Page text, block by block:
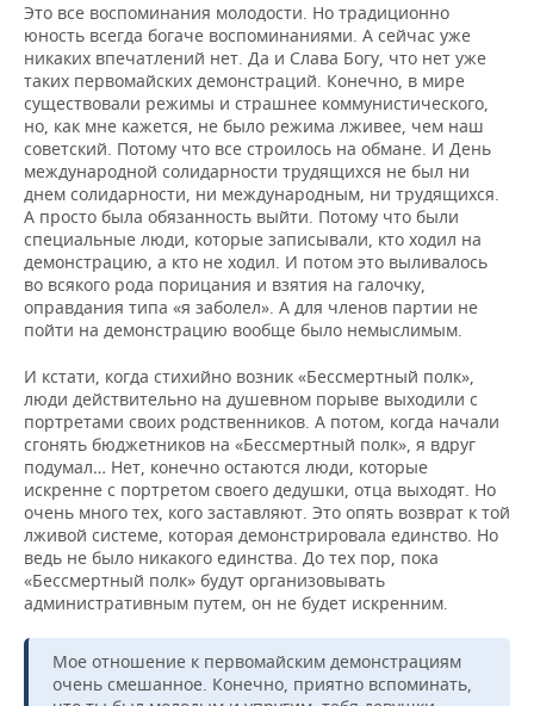
Это все воспоминания молодости. Но традиционно
юность всегда богаче воспоминаниями. А сейчас уже
никаких впечатлений нет. Да и Слава Богу, что нет уже
таких первомайских демонстраций. Конечно, в мире
существовали режимы и страшнее коммунистического,
но, как мне кажется, не было режима лживее, чем наш
советский. Потому что все строилось на обмане. И День
международной солидарности трудящихся не был ни
днем солидарности, ни международным, ни трудящихся.
А просто была обязанность выйти. Потому что были
специальные люди, которые записывали, кто ходил на
демонстрацию, а кто не ходил. И потом это выливалось
во всякого рода порицания и взятия на галочку,
оправдания типа «я заболел». А для членов партии не
пойти на демонстрацию вообще было немыслимым.
И кстати, когда стихийно возник «Бессмертный полк»,
люди действительно на душевном порыве выходили с
портретами своих родственников. А потом, когда начали
сгонять бюджетников на «Бессмертный полк», я вдруг
подумал… Нет, конечно остаются люди, которые
искренне с портретом своего дедушки, отца выходят. Но
очень много тех, кого заставляют. Это опять возврат к той
лживой системе, которая демонстрировала единство. Но
ведь не было никакого единства. До тех пор, пока
«Бессмертный полк» будут организовывать
административным путем, он не будет искренним.
Мое отношение к первомайским демонстрациям
очень смешанное. Конечно, приятно вспоминать,